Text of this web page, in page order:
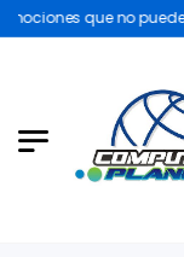
que no